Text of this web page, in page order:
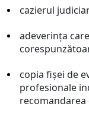
cazierul
adeverinţa
copia fişei de
profesionale
recomandarea